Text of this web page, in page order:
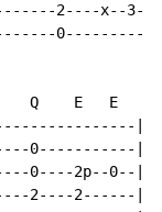
2----x--3--|
0----------|
Q    E   E
0-----------
0----2p--0--|--
2----2------